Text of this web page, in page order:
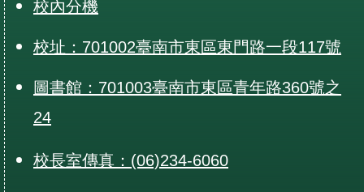
校內分機
校址：701002臺南市東區東門路一段117號
圖書館：701003臺南市東區青年路360號之
24
校長室傳真：(06)234-6060